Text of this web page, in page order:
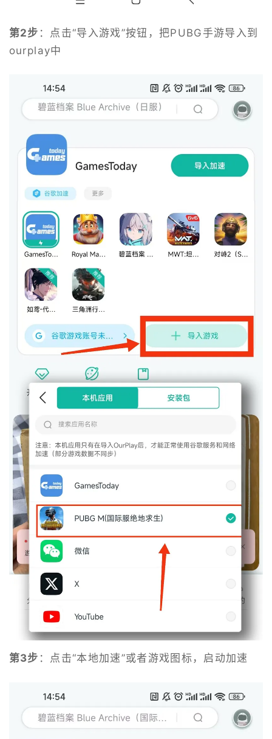
第2步 ：点击“导入游戏”按钮，把PUBG手游导入到
ourplay中
第3步 ：点击“本地加速”或者游戏图标，启动加速